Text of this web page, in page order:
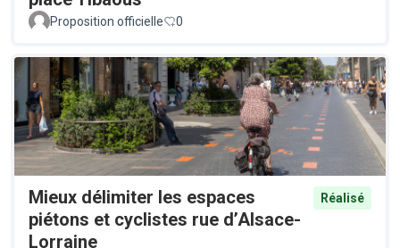
Proposition officielle 0
Mieux délimiter les espaces
piétons et cyclistes rue d’Alsace-
Lorraine
Réalisé